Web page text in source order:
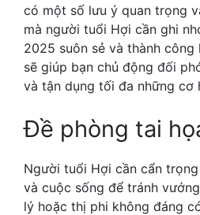
có một số lưu ý quan trọng
mà người tuổi Hợi cần ghi
2025 suôn sẻ và thành công
sẽ giúp bạn chủ động đối
và tận dụng tối đa những cơ
Đề phòng tai
Người tuổi Hợi cần cẩn
và cuộc sống để tránh
lý hoặc thị phi không đáng